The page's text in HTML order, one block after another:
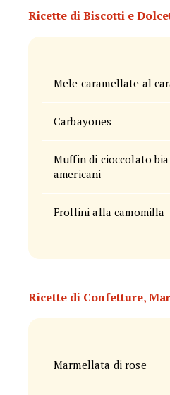
Ricette di Biscotti e
Mele caramellate al
Carbayones
Muffin di cioccolato
americani
Frollini alla camomilla
Ricette di Confetture,
Marmellata di rose